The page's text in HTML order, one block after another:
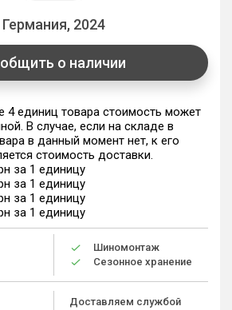
Германия, 2024
о наличии
4 единиц товара стоимость может
В случае, если на складе в
в данный момент нет, к его
стоимость доставки.
за 1 единицу
за 1 единицу
за 1 единицу
за 1 единицу
Шиномонтаж
Сезонное хранение
Доставляем службой